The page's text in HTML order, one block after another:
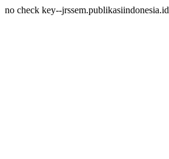
no check key--jrssem.publikasiindonesia.id